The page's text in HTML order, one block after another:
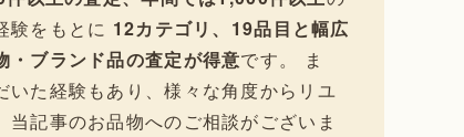
験をもとに 12カテゴリ、19品目と幅広
・ブランド品の査定が得意です。 ま
た経験もあり、様々な角度からリユ
記事のお品物へのご相談がございま